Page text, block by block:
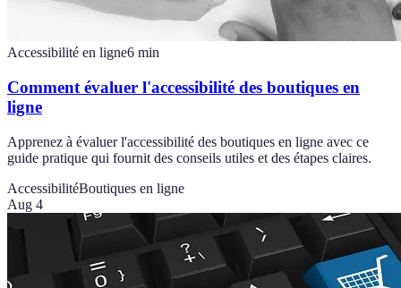
Accessibilité en ligne6 min
Comment évaluer l'accessibilité des boutiques en
ligne
Apprenez à évaluer l'accessibilité des boutiques en ligne avec ce
guide pratique qui fournit des conseils utiles et des étapes claires.
AccessibilitéBoutiques en ligne
Aug 4